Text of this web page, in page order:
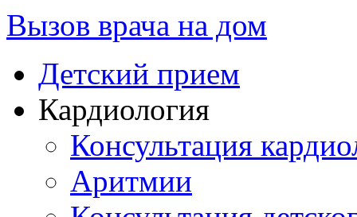
Вызов врача на дом
Детский прием
Кардиология
Консультация
Аритмии